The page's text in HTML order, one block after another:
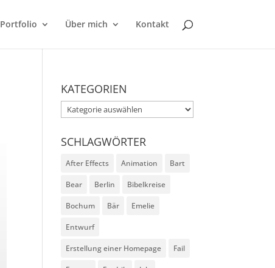
Portfolio Über mich Kontakt
KATEGORIEN
Kategorien
SCHLAGWÖRTER
After Effects Animation Bart
Bear Berlin Bibelkreise
Bochum Bär Emelie
Entwurf
Erstellung einer Homepage Fail